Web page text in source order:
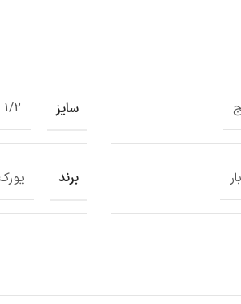
سایز 1/2 2 اینچ
برند یورک